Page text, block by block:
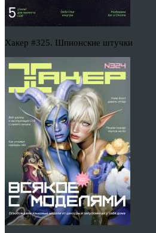
Хакер #325. Шпионские штучки